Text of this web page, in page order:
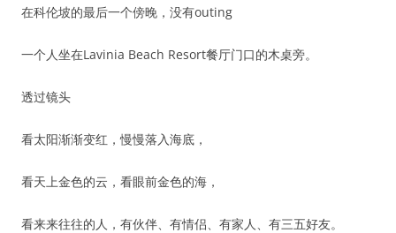
在科伦坡的最后一个傍晚，没有outing
一个人坐在Lavinia Beach Resort餐厅门口的木桌旁。
透过镜头
看太阳渐渐变红，慢慢落入海底，
看天上金色的云，看眼前金色的海，
看来来往往的人，有伙伴、有情侣、有家人、有三五好友。